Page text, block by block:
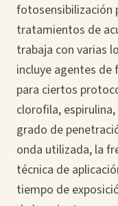
fotosensibilización
tratamientos de
trabaja con varias
incluye agentes
para ciertos
clorofila,
grado de
onda utilizada, la
técnica de
tiempo de